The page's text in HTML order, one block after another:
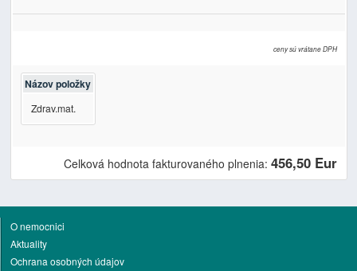
ceny sú vrátane DPH
Názov položky
Zdrav.mat.
Celková hodnota fakturovaného plnenia: 456,50 Eur
O nemocnici
Aktuality
Ochrana osobných údajov